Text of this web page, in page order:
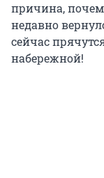
причина,
недавно
сейчас
набережной!